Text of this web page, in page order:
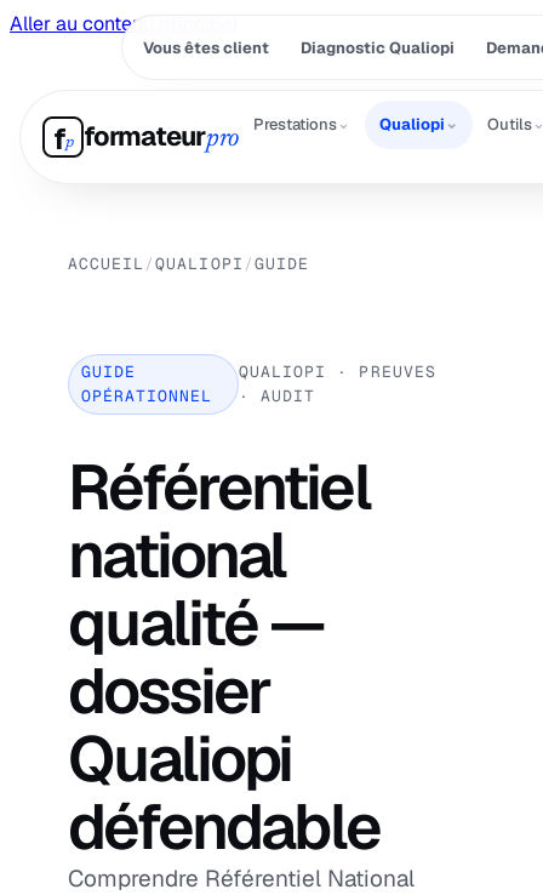
Aller au contenu principal
Vous êtes client Diagnostic Qualiopi
fp formateurpro
Prestations⌄ Qualiopi ⌄ Outils
ACCUEIL /QUALIOPI /GUIDE
GUIDE
OPÉRATIONNEL
QUALIOPI · PREUVES
· AUDIT
Référentiel
national
qualité —
dossier
Qualiopi
défendable
Comprendre Référentiel National